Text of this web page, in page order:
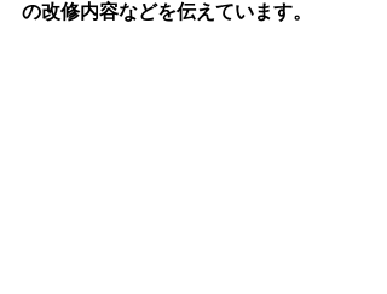
の改修内容などを伝えています。